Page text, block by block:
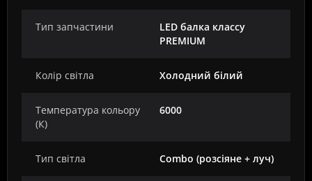
Тип запчастини
LED балка классу
PREMIUM
Колір світла Холодний білий
Температура кольору
(К)
6000
Тип світла Combo (розсіяне + луч)